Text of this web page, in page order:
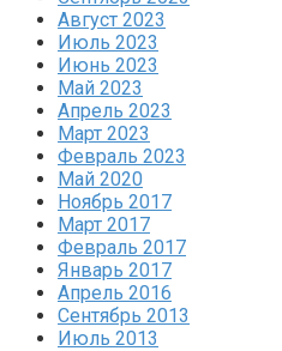
Август 2023
Июль 2023
Июнь 2023
Май 2023
Апрель 2023
Март 2023
Февраль 2023
Май 2020
Ноябрь 2017
Март 2017
Февраль 2017
Январь 2017
Апрель 2016
Сентябрь 2013
Июль 2013